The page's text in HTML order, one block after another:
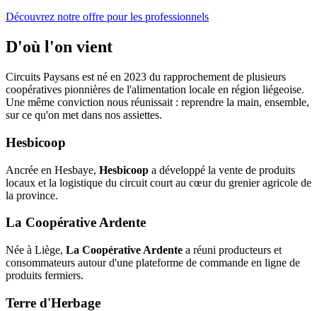
Découvrez notre offre pour les professionnels
D'où l'on vient
Circuits Paysans est né en 2023 du rapprochement de plusieurs
coopératives pionnières de l'alimentation locale en région liégeoise.
Une même conviction nous réunissait : reprendre la main, ensemble,
sur ce qu'on met dans nos assiettes.
Hesbicoop
Ancrée en Hesbaye, Hesbicoop a développé la vente de produits
locaux et la logistique du circuit court au cœur du grenier agricole de
la province.
La Coopérative Ardente
Née à Liège, La Coopérative Ardente a réuni producteurs et
consommateurs autour d'une plateforme de commande en ligne de
produits fermiers.
Terre d'Herbage